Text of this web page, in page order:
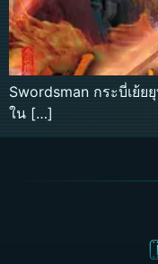
Swordsman กระบี่เย้
ใน […]